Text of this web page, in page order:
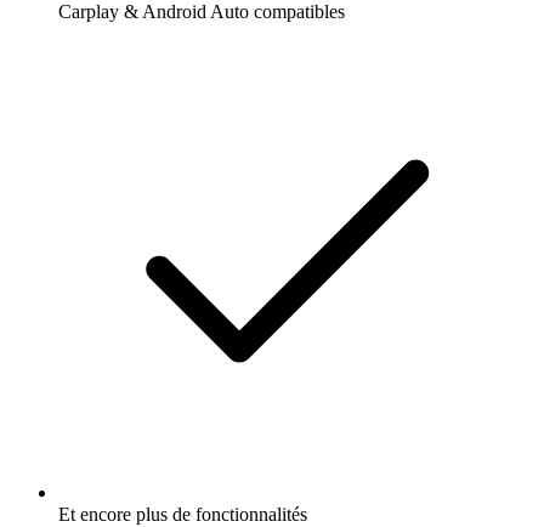
Carplay & Android Auto compatibles
Et encore plus de fonctionnalités